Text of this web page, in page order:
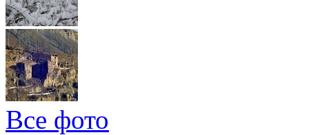
Все фото